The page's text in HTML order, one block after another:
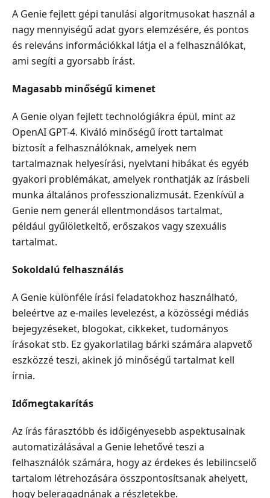
A Genie fejlett gépi tanulási algoritmusokat használ a
nagy mennyiségű adat gyors elemzésére, és pontos
és releváns információkkal látja el a felhasználókat,
ami segíti a gyorsabb írást.
Magasabb minőségű kimenet
A Genie olyan fejlett technológiákra épül, mint az
OpenAI GPT-4. Kiváló minőségű írott tartalmat
biztosít a felhasználóknak, amelyek nem
tartalmaznak helyesírási, nyelvtani hibákat és egyéb
gyakori problémákat, amelyek ronthatják az írásbeli
munka általános professzionalizmusát. Ezenkívül a
Genie nem generál ellentmondásos tartalmat,
például gyűlöletkeltő, erőszakos vagy szexuális
tartalmat.
Sokoldalú felhasználás
A Genie különféle írási feladatokhoz használható,
beleértve az e-mailes levelezést, a közösségi médiás
bejegyzéseket, blogokat, cikkeket, tudományos
írásokat stb. Ez gyakorlatilag bárki számára alapvető
eszközzé teszi, akinek jó minőségű tartalmat kell
írnia.
Időmegtakarítás
Az írás fárasztóbb és időigényesebb aspektusainak
automatizálásával a Genie lehetővé teszi a
felhasználók számára, hogy az érdekes és lebilincselő
tartalom létrehozására összpontosítsanak ahelyett,
hogy beleragadnának a részletekbe.